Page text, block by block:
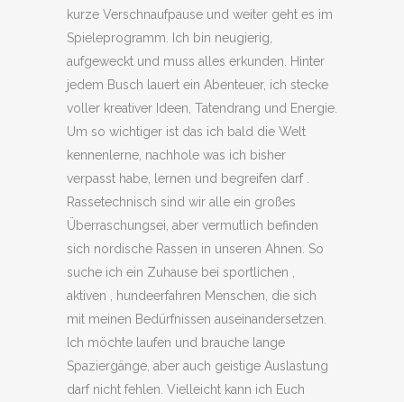
kurze Verschnaufpause und weiter geht es im
Spieleprogramm. Ich bin neugierig,
aufgeweckt und muss alles erkunden. Hinter
jedem Busch lauert ein Abenteuer, ich stecke
voller kreativer Ideen, Tatendrang und Energie.
Um so wichtiger ist das ich bald die Welt
kennenlerne, nachhole was ich bisher
verpasst habe, lernen und begreifen darf .
Rassetechnisch sind wir alle ein großes
Überraschungsei, aber vermutlich befinden
sich nordische Rassen in unseren Ahnen. So
suche ich ein Zuhause bei sportlichen ,
aktiven , hundeerfahren Menschen, die sich
mit meinen Bedürfnissen auseinandersetzen.
Ich möchte laufen und brauche lange
Spaziergänge, aber auch geistige Auslastung
darf nicht fehlen. Vielleicht kann ich Euch